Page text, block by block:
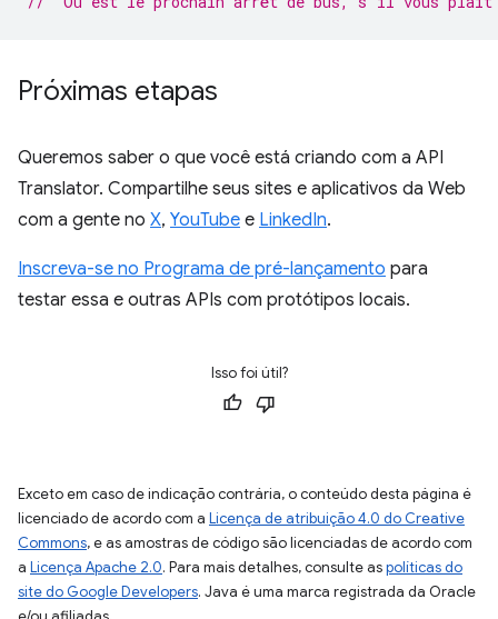
Próximas etapas
Queremos saber o que você está criando com a API
Translator. Compartilhe seus sites e aplicativos da Web
com a gente no X, YouTube e LinkedIn.
Inscreva-se no Programa de pré-lançamento para
testar essa e outras APIs com protótipos locais.
Isso foi útil?
Exceto em caso de indicação contrária, o conteúdo desta página é
licenciado de acordo com a Licença de atribuição 4.0 do Creative
Commons, e as amostras de código são licenciadas de acordo com
a Licença Apache 2.0. Para mais detalhes, consulte aspolíticas do
site do Google Developers. Java é uma marca registrada da Oracle